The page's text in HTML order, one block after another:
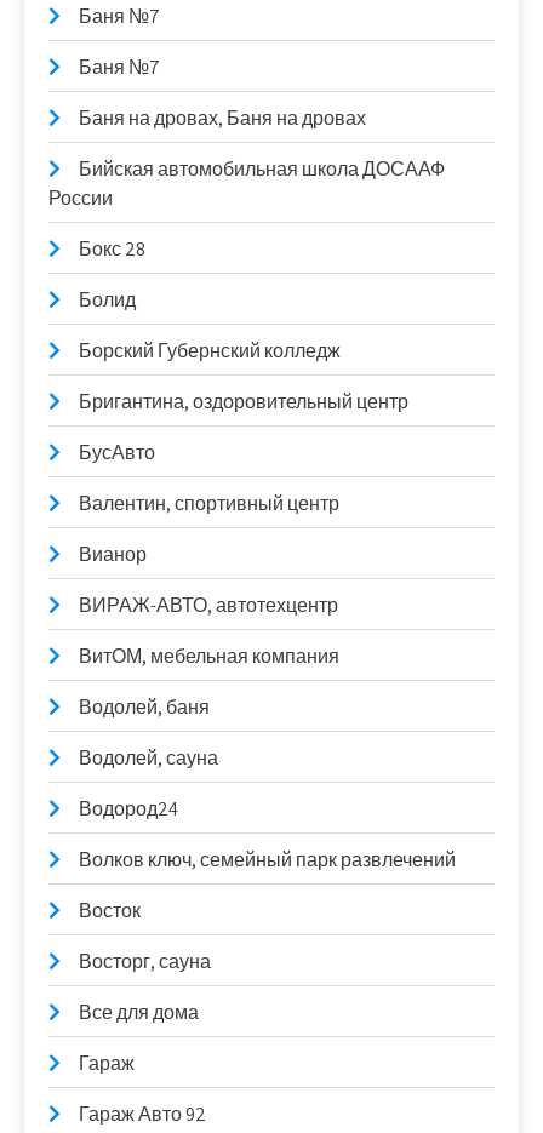
Баня №7
Баня №7
Баня на дровах, Баня на дровах
Бийская автомобильная школа ДОСААФ
России
Бокс 28
Болид
Борский Губернский колледж
Бригантина, оздоровительный центр
БусАвто
Валентин, спортивный центр
Вианор
ВИРАЖ-АВТО, автотехцентр
ВитОМ, мебельная компания
Водолей, баня
Водолей, сауна
Водород24
Волков ключ, семейный парк развлечений
Восток
Восторг, сауна
Все для дома
Гараж
Гараж Авто 92